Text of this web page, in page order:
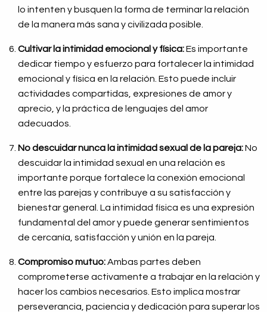
lo intenten y busquen la forma de terminar la relación
de la manera más sana y civilizada posible.
Cultivar la intimidad emocional y física:Es importante
dedicar tiempo y esfuerzo para fortalecer la intimidad
emocional y física en la relación. Esto puede incluir
actividades compartidas, expresiones de amor y
aprecio, y la práctica de lenguajes del amor
adecuados.
No descuidar nunca la intimidad sexual de la pareja:No
descuidar la intimidad sexual en una relación es
importante porque fortalece la conexión emocional
entre las parejas y contribuye a su satisfacción y
bienestar general. La intimidad física es una expresión
fundamental del amor y puede generar sentimientos
de cercanía, satisfacción y unión en la pareja.
Compromiso mutuo:Ambas partes deben
comprometerse activamente a trabajar en la relación y
hacer los cambios necesarios. Esto implica mostrar
perseverancia, paciencia y dedicación para superar los